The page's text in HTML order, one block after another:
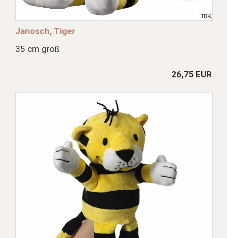
Janosch, Tiger
35 cm groß
26,75 EUR